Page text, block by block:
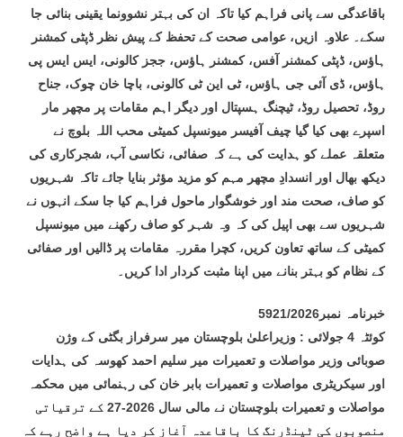
باقاعدگی سے پانی فراہم کیا تاکہ ان کی بہتر نشوونما یقینی بنائی جا
سکے۔ علاوہ ازیں، عوامی صحت کے تحفظ کے پیش نظر ڈپٹی کمشنر
ہاؤس، ڈپٹی کمشنر آفس، کمشنر ہاؤس، ججز کالونی، ایس ایس پی
ہاؤس، ڈی آئی جی ہاؤس، ٹی این ٹی کالونی، باچا خان چوک، جناح
روڈ، تحصیل روڈ، ٹیچنگ ہسپتال اور دیگر اہم مقامات پر مچھر مار
اسپرے بھی کیا گیا چیف آفیسر میونسپل کمیٹی محب اللہ بلوچ نے
متعلقہ عملے کو ہدایت کی ہے کہ صفائی، نکاسی آب، شجرکاری کی
دیکھ بھال اور انسدادِ مچھر مہم کو مزید مؤثر بنایا جائے تاکہ شہریوں
کو صاف، صحت مند اور خوشگوار ماحول فراہم کیا جا سکے انہوں نے
شہریوں سے بھی اپیل کی کہ وہ شہر کو صاف رکھنے میں میونسپل
کمیٹی کے ساتھ تعاون کریں، کچرا مقررہ مقامات پر ڈالیں اور صفائی
کے نظام کو بہتر بنانے میں اپنا مثبت کردار ادا کریں۔
خبرنامہ نمبر5921/2026
کوئٹہ 4 جولائی : وزیراعلیٰ بلوچستان میر سرفراز بگٹی کے وژن
صوبائی وزیر مواصلات و تعمیرات میر سلیم احمد کھوسہ کی ہدایات
اور سیکریٹری مواصلات و تعمیرات بابر خان کی رہنمائی میں محکمہ
مواصلات و تعمیرات بلوچستان نے مالی سال 2026-27 کے ترقیاتی
منصوبوں کی ٹینڈرنگ کا باقاعدہ آغاز کر دیا ہے واضح رہے کہ